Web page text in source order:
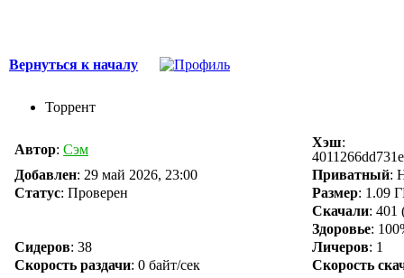
Вернуться к началу
Торрент
Автор: Сэм Хэш:
Добавлен: 29 май 2026, 23:00 Приватный:
Статус: Проверен Размер: 1.09
Скачали: 401
Здоровье:
Сидеров: 38 Личеров: 1
Скорость раздачи: 0 байт/сек
Скорость